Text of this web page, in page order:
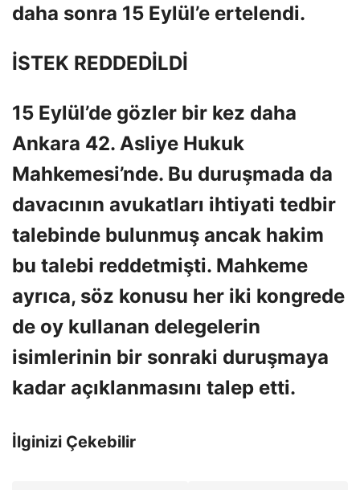
daha sonra 15 Eylül’e ertelendi.
İSTEK REDDEDİLDİ
15 Eylül’de gözler bir kez daha
Ankara 42. Asliye Hukuk
Mahkemesi’nde. Bu duruşmada da
davacının avukatları ihtiyati tedbir
talebinde bulunmuş ancak hakim
bu talebi reddetmişti. Mahkeme
ayrıca, söz konusu her iki kongrede
de oy kullanan delegelerin
isimlerinin bir sonraki duruşmaya
kadar açıklanmasını talep etti.
İlginizi Çekebilir